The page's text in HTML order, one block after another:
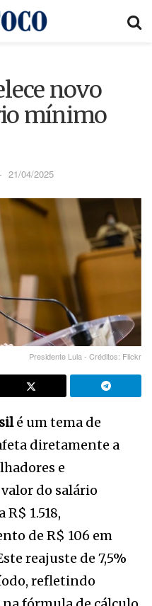
novo
mínimo
21/04/2025
Presidente Lula - Créditos: Flickr
é um tema de
diretamente a
e
valor do salário
1.518,
de R$ 106 em
reajuste de 7,5%
refletindo